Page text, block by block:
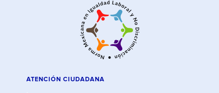
ATENCIÓN CIUDADANA